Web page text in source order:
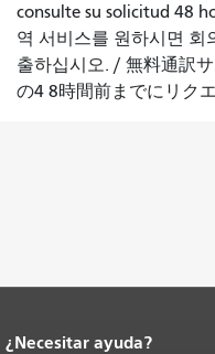
consulte su solicitud 48
역 서비스를 원하시면 회
출하십시오. / 無料通訳
の4 8時間前までにリク
Fin del contenido de la página.
¿Necesitar ayuda?